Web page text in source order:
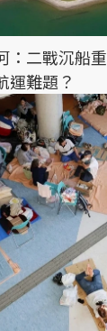
：二戰沉船
運難題？